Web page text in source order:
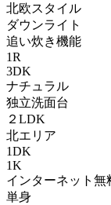
北欧スタイル
ダウンライト
追い炊き機能
1R
3DK
ナチュラル
独立洗面台
２LDK
北エリア
1DK
1K
インターネット無
単身